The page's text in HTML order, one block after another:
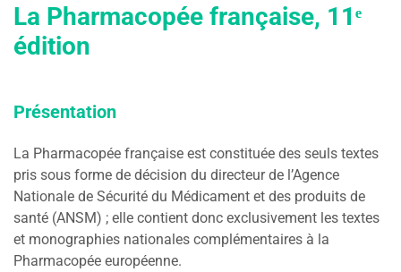
La Pharmacopée française, 11ᵉ
édition
Présentation
La Pharmacopée française est constituée des seuls textes
pris sous forme de décision du directeur de l’Agence
Nationale de Sécurité du Médicament et des produits de
santé (ANSM) ; elle contient donc exclusivement les textes
et monographies nationales complémentaires à la
Pharmacopée européenne.